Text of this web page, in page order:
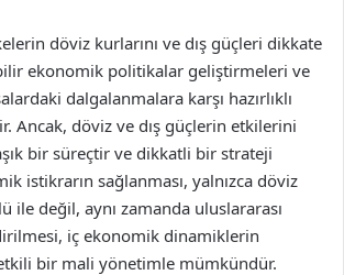
döviz kurlarını ve dış güçleri dikkate
ekonomik politikalar geliştirmeleri ve
dalgalanmalara karşı hazırlıklı
Ancak, döviz ve dış güçlerin etkilerini
bir süreçtir ve dikkatli bir strateji
istikrarın sağlanması, yalnızca döviz
ile değil, aynı zamanda uluslararası
iç ekonomik dinamiklerin
bir mali yönetimle mümkündür.